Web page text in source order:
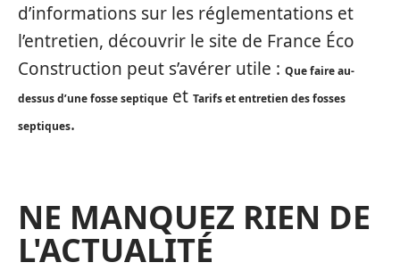
d’informations sur les réglementations et
l’entretien, découvrir le site de France Éco
Construction peut s’avérer utile : Que faire au-
dessus d’une fosse septique et Tarifs et entretien des fosses
septiques.
NE MANQUEZ RIEN DE
L'ACTUALITÉ